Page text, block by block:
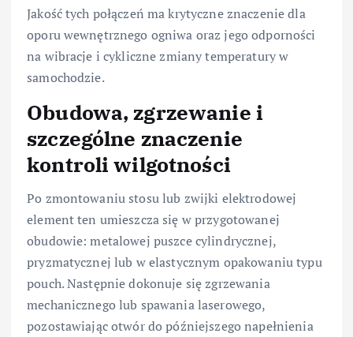
Jakość tych połączeń ma krytyczne znaczenie dla
oporu wewnętrznego ogniwa oraz jego odporności
na wibracje i cykliczne zmiany temperatury w
samochodzie.
Obudowa, zgrzewanie i
szczególne znaczenie
kontroli wilgotności
Po zmontowaniu stosu lub zwijki elektrodowej
element ten umieszcza się w przygotowanej
obudowie: metalowej puszce cylindrycznej,
pryzmatycznej lub w elastycznym opakowaniu typu
pouch. Następnie dokonuje się zgrzewania
mechanicznego lub spawania laserowego,
pozostawiając otwór do późniejszego napełnienia